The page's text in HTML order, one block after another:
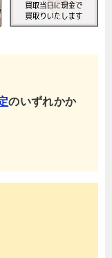
のいずれかか